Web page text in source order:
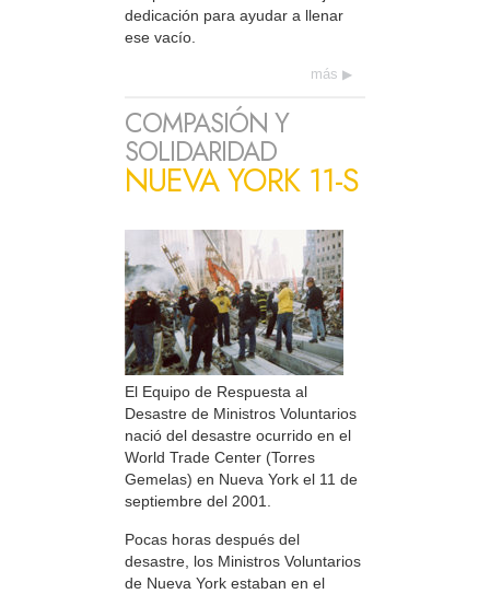
dedicación para ayudar a llenar
ese vacío.
más
COMPASIÓN Y
SOLIDARIDAD
NUEVA YORK 11-S
El Equipo de Respuesta al
Desastre de Ministros Voluntarios
nació del desastre ocurrido en el
World Trade Center (Torres
Gemelas) en Nueva York el 11 de
septiembre del 2001.
Pocas horas después del
desastre, los Ministros Voluntarios
de Nueva York estaban en el